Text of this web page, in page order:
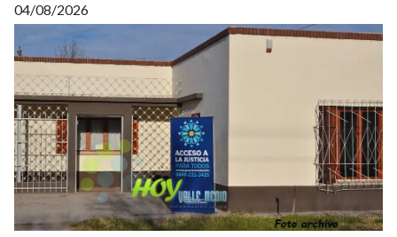
04/08/2026